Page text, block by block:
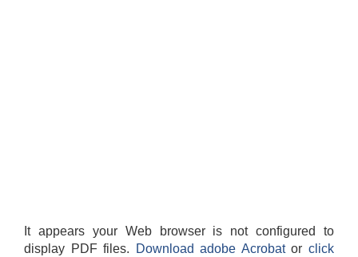
It appears your Web browser is not configured to
display PDF files.
Download adobe Acrobatorclick